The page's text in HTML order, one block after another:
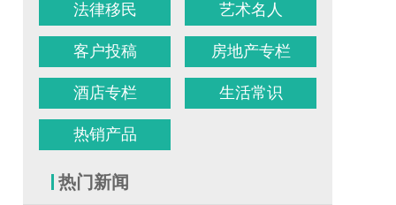
法律移民 艺术名人
客户投稿 房地产专栏
酒店专栏 生活常识
热销产品
热门新闻